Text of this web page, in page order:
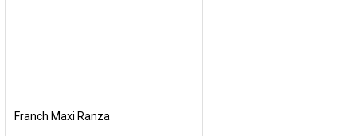
Franch Maxi Ranza